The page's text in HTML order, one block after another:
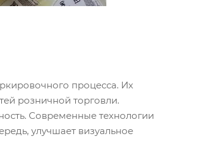
процесса. Их
розничной торговли.
Современные технологии
улучшает визуальное